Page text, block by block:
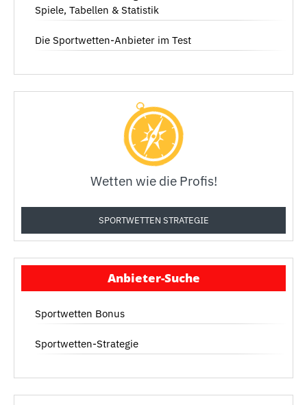
Spiele, Tabellen & Statistik
Die Sportwetten-Anbieter im Test
Wetten wie die Profis!
SPORTWETTEN STRATEGIE
Anbieter-Suche
Sportwetten Bonus
Sportwetten-Strategie